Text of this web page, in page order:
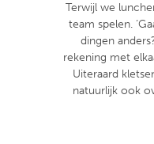
Terwijl we
team spelen.
dingen
rekening met
Uiteraard
natuurlijk ook